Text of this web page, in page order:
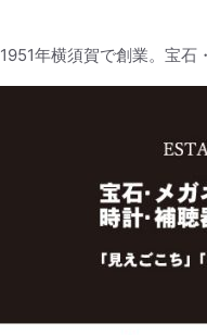
1951年横須賀で創業。宝石